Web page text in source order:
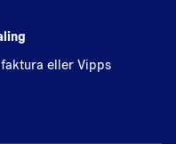
eller Vipps